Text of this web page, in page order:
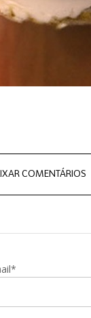
COMENTÁRIOS